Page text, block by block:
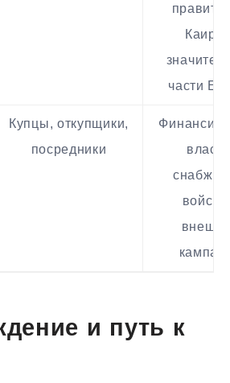
Каира
части
Купцы, откупщики,
посредники
войска
и путь к